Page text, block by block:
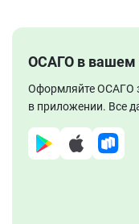
ОСАГО в вашем
Оформляйте ОСАГО
в приложении. Все